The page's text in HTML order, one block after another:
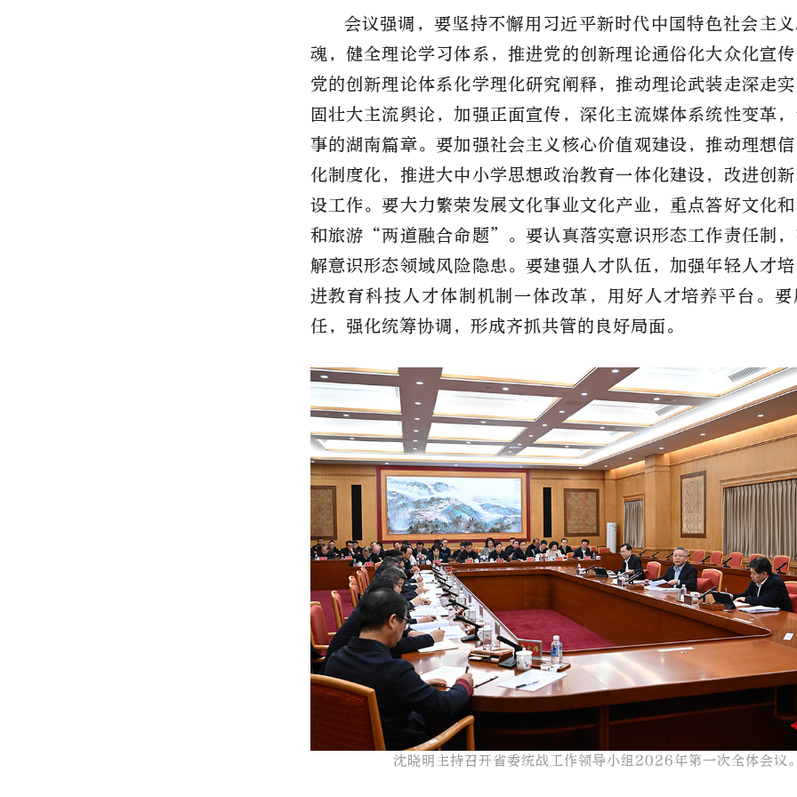
会议强调，要坚持不懈用习近平新时代中国特色社会主
魂，健全理论学习体系，推进党的创新理论通俗化大众化宣
党的创新理论体系化学理化研究阐释，推动理论武装走深走
固壮大主流舆论，加强正面宣传，深化主流媒体系统性变革
事的湖南篇章。要加强社会主义核心价值观建设，推动理想
化制度化，推进大中小学思想政治教育一体化建设，改进创
设工作。要大力繁荣发展文化事业文化产业，重点答好文化
和旅游 “两道融合命题”。要认真落实意识形态工作责任制
解意识形态领域风险隐患。要建强人才队伍，加强年轻人才
进教育科技人才体制机制一体改革，用好人才培养平台。
任，强化统筹协调，形成齐抓共管的良好局面。
沈晓明主持召开省委统战工作领导小组2026年第一次全体会议